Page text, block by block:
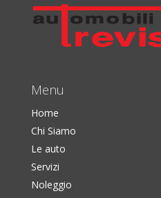
Menu
Home
Chi Siamo
Le auto
Servizi
Noleggio